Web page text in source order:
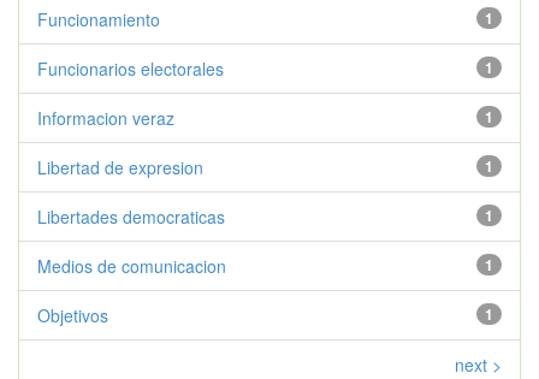
1
Funcionamiento
1
Funcionarios electorales
1
Informacion veraz
1
Libertad de expresion
1
Libertades democraticas
1
Medios de comunicacion
1
Objetivos
next >